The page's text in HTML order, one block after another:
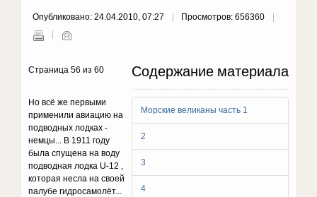
Опубликовано: 24.04.2010, 07:27 Просмотров: 656360
Содержание материала
Морские великаны часть 1
2
3
4
Страница 56 из 60
Но всё же первыми
применили авиацию на
подводных лодках -
немцы... В 1911 году
была спущена на воду
подводная лодка U-12 ,
которая несла на своей
палубе гидросамолёт...